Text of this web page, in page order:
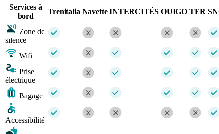
Services à
bord
Trenitalia Navette INTERCITÉS OUIGO TER
Zone de
silence
Wifi
Prise
électrique
Bagage
Accessibilité